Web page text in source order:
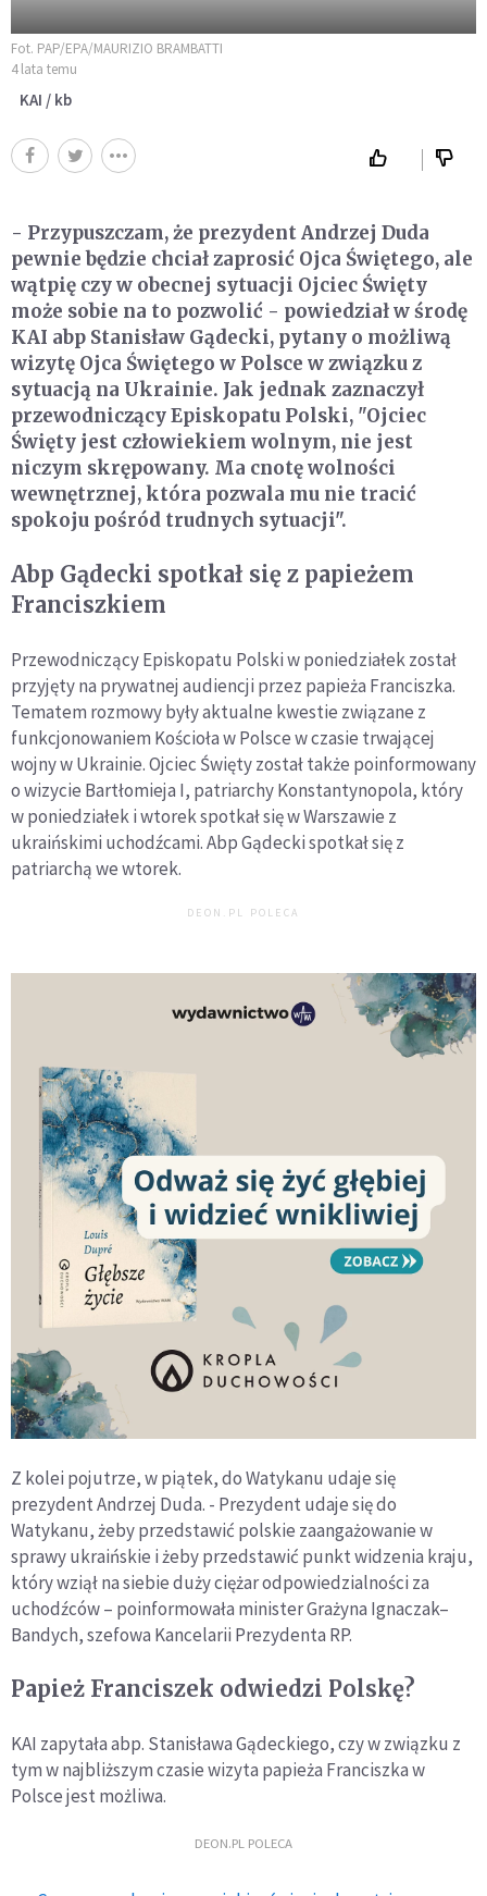
Fot. PAP/EPA/MAURIZIO BRAMBATTI
4 lata temu
KAI / kb
- Przypuszczam, że prezydent Andrzej Duda
pewnie będzie chciał zaprosić Ojca Świętego, ale
wątpię czy w obecnej sytuacji Ojciec Święty
może sobie na to pozwolić - powiedział w środę
KAI abp Stanisław Gądecki, pytany o możliwą
wizytę Ojca Świętego w Polsce w związku z
sytuacją na Ukrainie. Jak jednak zaznaczył
przewodniczący Episkopatu Polski, "Ojciec
Święty jest człowiekiem wolnym, nie jest
niczym skrępowany. Ma cnotę wolności
wewnętrznej, która pozwala mu nie tracić
spokoju pośród trudnych sytuacji".
Abp Gądecki spotkał się z papieżem
Franciszkiem
Przewodniczący Episkopatu Polski w poniedziałek został
przyjęty na prywatnej audiencji przez papieża Franciszka.
Tematem rozmowy były aktualne kwestie związane z
funkcjonowaniem Kościoła w Polsce w czasie trwającej
wojny w Ukrainie. Ojciec Święty został także poinformowany
o wizycie Bartłomieja I, patriarchy Konstantynopola, który
w poniedziałek i wtorek spotkał się w Warszawie z
ukraińskimi uchodźcami. Abp Gądecki spotkał się z
patriarchą we wtorek.
DEON.PL POLECA
Z kolei pojutrze, w piątek, do Watykanu udaje się
prezydent Andrzej Duda. - Prezydent udaje się do
Watykanu, żeby przedstawić polskie zaangażowanie w
sprawy ukraińskie i żeby przedstawić punkt widzenia kraju,
który wziął na siebie duży ciężar odpowiedzialności za
uchodźców – poinformowała minister Grażyna Ignaczak–
Bandych, szefowa Kancelarii Prezydenta RP.
Papież Franciszek odwiedzi Polskę?
KAI zapytała abp. Stanisława Gądeckiego, czy w związku z
tym w najbliższym czasie wizyta papieża Franciszka w
Polsce jest możliwa.
DEON.PL POLECA